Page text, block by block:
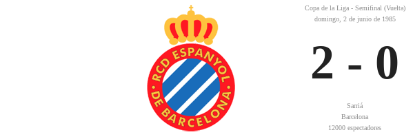
Copa de la Liga - Semifinal (Vuelta)
domingo, 2 de junio de 1985
2 - 0
Sarriá
Barcelona
12000 espectadores